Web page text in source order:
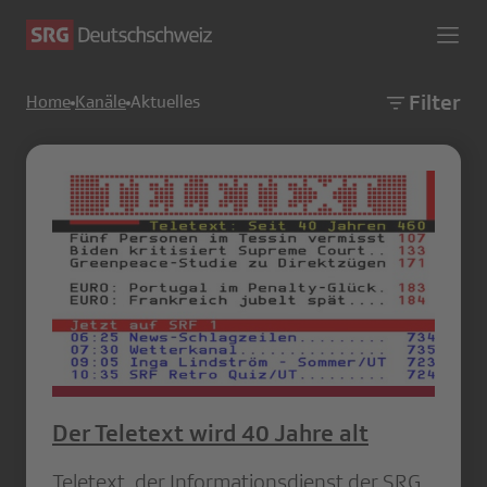
Home Kanäle Aktuelles Filter
Der Teletext wird 40 Jahre alt
Teletext, der Informationsdienst der SRG,